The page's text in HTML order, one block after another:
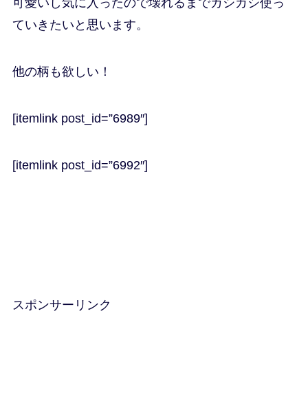
可愛いし気に入ったので壊れるまでガシガシ使っ
ていきたいと思います。
他の柄も欲しい！
[itemlink post_id=”6989″]
[itemlink post_id=”6992″]
スポンサーリンク